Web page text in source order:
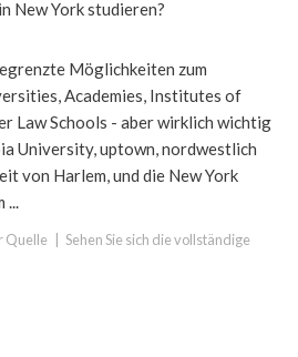
New York studieren?
Möglichkeiten zum
Academies, Institutes of
Law Schools - aber wirklich wichtig
University, uptown, nordwestlich
von Harlem, und die New York
...
Quelle Sehen Sie sich die vollständige